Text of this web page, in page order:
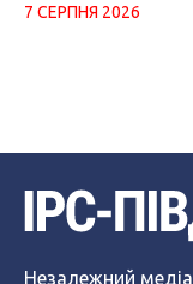
7 СЕРПНЯ 2026
Незалежний